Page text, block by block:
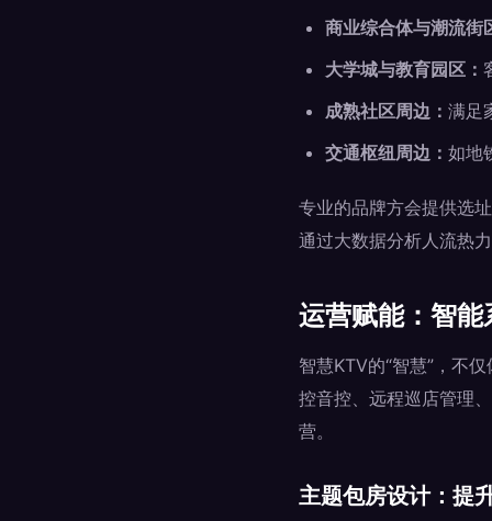
商业综合体与潮流街
大学城与教育园区：
成熟社区周边： 满足
交通枢纽周边： 如地
专业的品牌方会提供选
通过大数据分析人流热
运营赋能：智
智慧KTV的“智慧”，不
控音控、远程巡店管理
营。
主题包房设计：提